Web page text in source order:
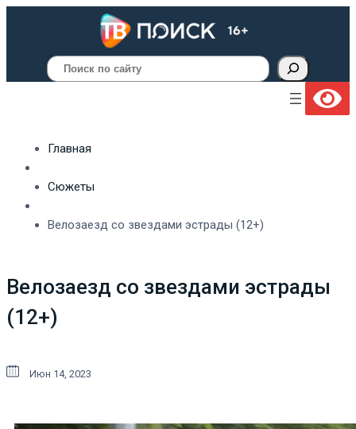
Поиск
Главная
Сюжеты
Велозаезд со звездами эстрады (12+)
Велозаезд со звездами эстрады
(12+)
Июн 14, 2023